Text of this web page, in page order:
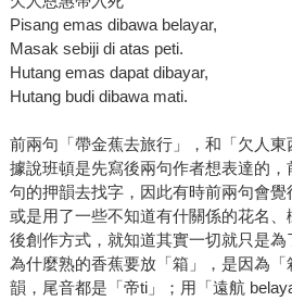
Pisang emas dibawa belayar,
Masak sebiji di atas peti.
Hutang emas dapat dibayar,
Hutang budi dibawa mati.
前兩句「帶金蕉去旅行」，和「欠人東
據說班頓是先寫後兩句作者想表達的
句的押韻去找字，因此有時前兩句會覺
或是用了一些不知道有什關係的花名
後創作方式，就知道其實一切就只是為
為什麼熟的香蕉要放「箱」，是因為「
韻，尾音都是「帝ti」；用「遠航